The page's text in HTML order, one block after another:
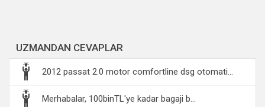
UZMANDAN CEVAPLAR
2012 passat 2.0 motor comfortline dsg otomati...
Merhabalar, 100binTL'ye kadar bagaji b...